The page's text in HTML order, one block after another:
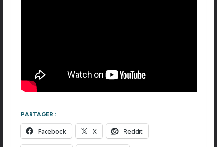
PARTAGER :
Facebook X Reddit